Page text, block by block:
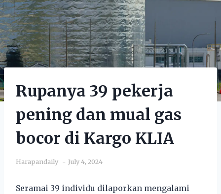
Rupanya 39 pekerja
pening dan mual gas
bocor di Kargo KLIA
Harapandaily July 4, 2024
Seramai 39 individu dilaporkan mengalami